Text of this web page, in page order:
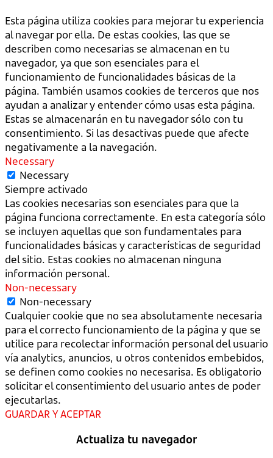
Esta página utiliza cookies para mejorar tu experiencia
al navegar por ella. De estas cookies, las que se
describen como necesarias se almacenan en tu
navegador, ya que son esenciales para el
funcionamiento de funcionalidades básicas de la
página. También usamos cookies de terceros que nos
ayudan a analizar y entender cómo usas esta página.
Estas se almacenarán en tu navegador sólo con tu
consentimiento. Si las desactivas puede que afecte
negativamente a la navegación.
Necessary
Necessary
Siempre activado
Las cookies necesarias son esenciales para que la
página funciona correctamente. En esta categoría sólo
se incluyen aquellas que son fundamentales para
funcionalidades básicas y características de seguridad
del sitio. Estas cookies no almacenan ninguna
información personal.
Non-necessary
Non-necessary
Cualquier cookie que no sea absolutamente necesaria
para el correcto funcionamiento de la página y que se
utilice para recolectar información personal del usuario
vía analytics, anuncios, u otros contenidos embebidos,
se definen como cookies no necesarisa. Es obligatorio
solicitar el consentimiento del usuario antes de poder
ejecutarlas.
GUARDAR Y ACEPTAR
Actualiza tu navegador